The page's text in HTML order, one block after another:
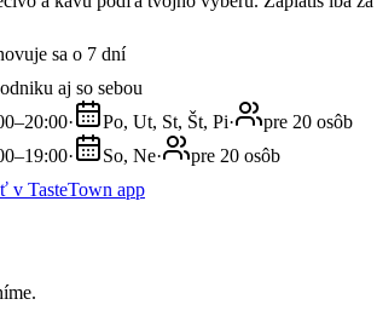
sa o 7 dní
aj so sebou
· Po, Ut, St, Št, Pi·
pre 20 osôb
· So, Ne·
pre 20 osôb
v TasteTown app